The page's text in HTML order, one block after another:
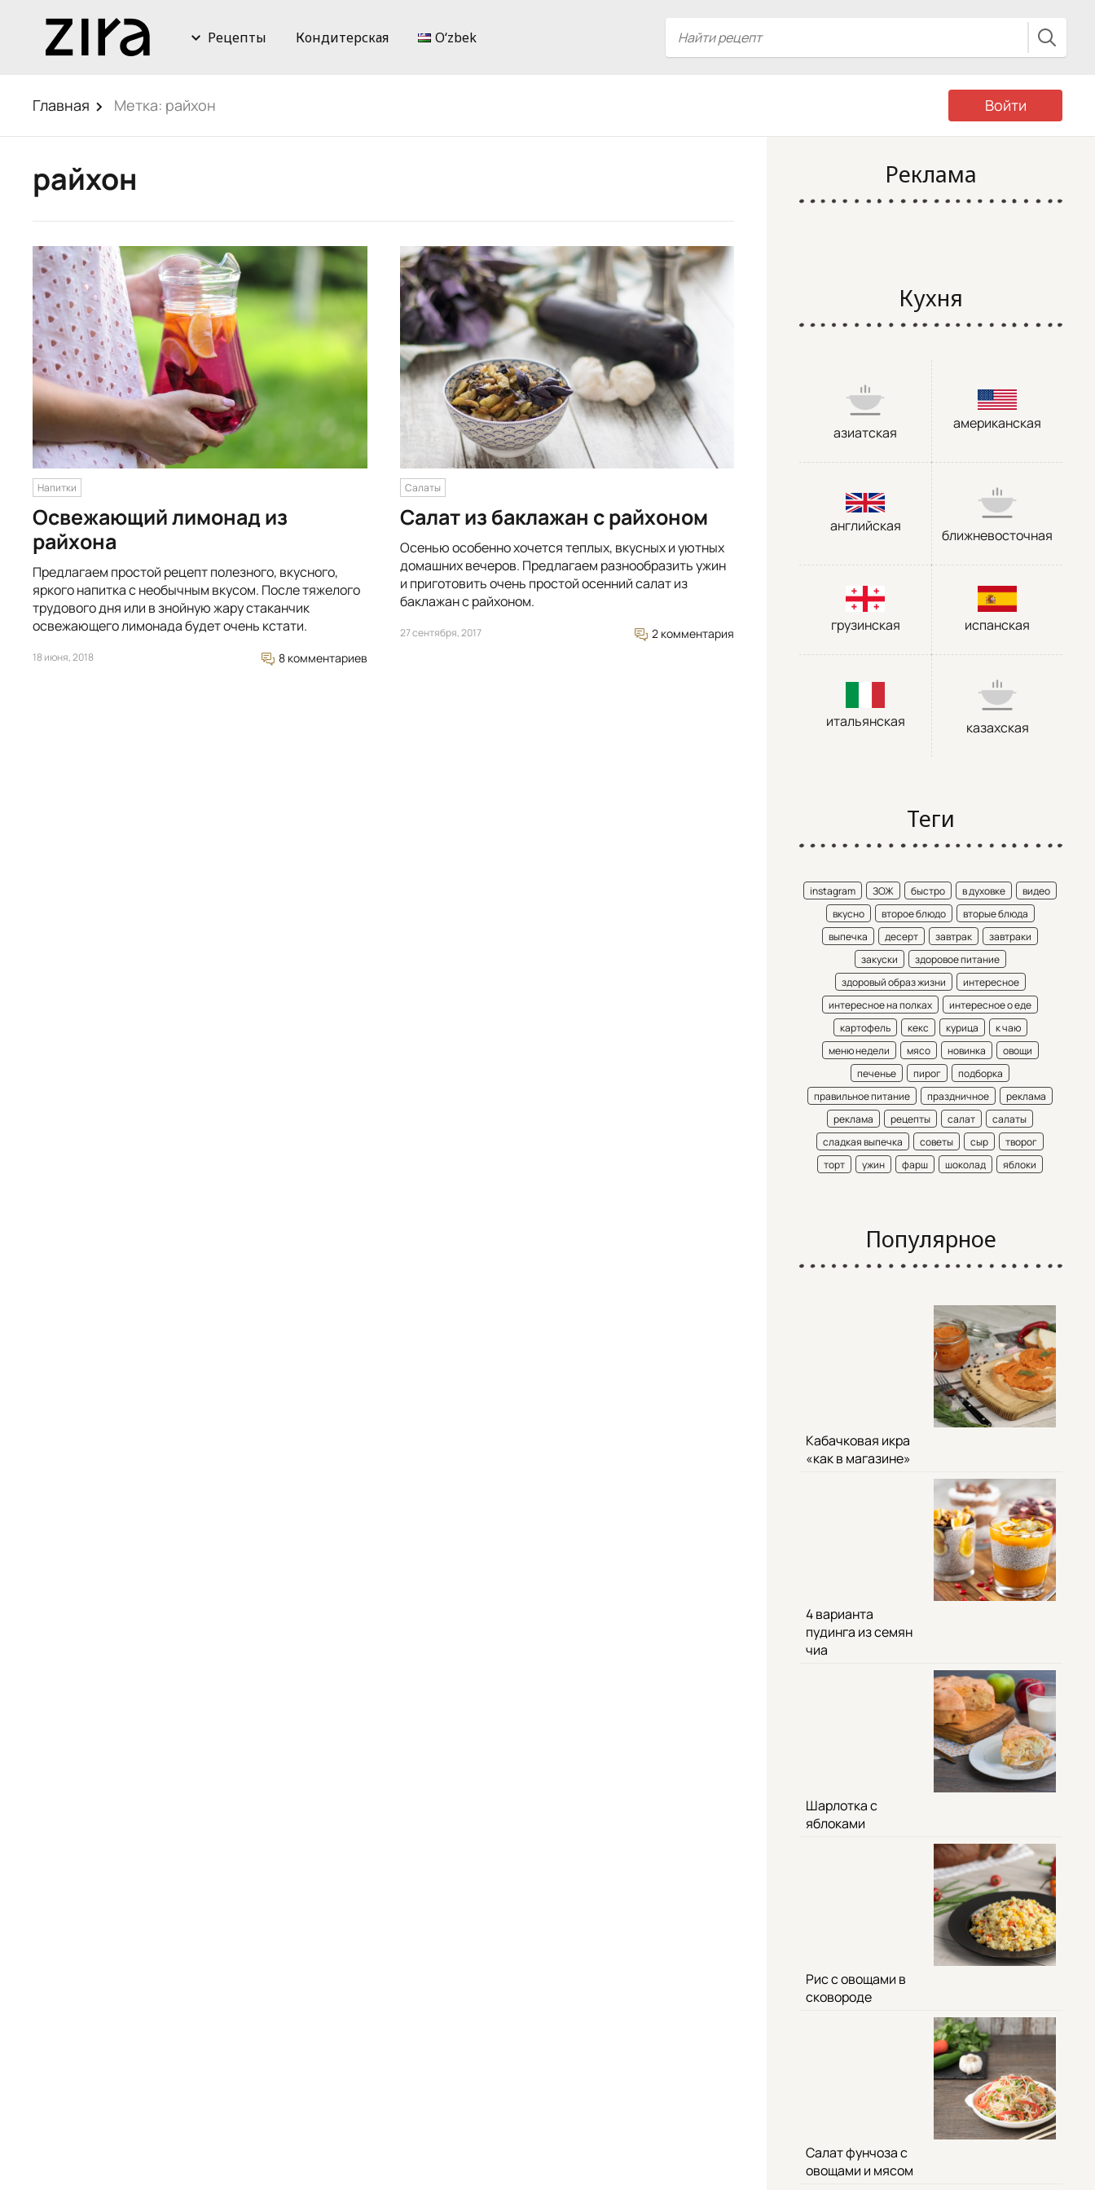
Рецепты Кондитерская Oʻzbek
Главная Метка: райхон Войти
райхон
Напитки
Освежающий лимонад из
райхона
Предлагаем простой рецепт полезного, вкусного,
яркого напитка с необычным вкусом. После тяжелого
трудового дня или в знойную жару стаканчик
освежающего лимонада будет очень кстати.
18 июня, 2018 8 комментариев
Салаты
Салат из баклажан с райхоном
Осенью особенно хочется теплых, вкусных и уютных
домашних вечеров. Предлагаем разнообразить ужин
и приготовить очень простой осенний салат из
баклажан с райхоном.
27 сентября, 2017 2 комментария
Реклама
Кухня
азиатская
американская
английская
ближневосточная
грузинская испанская
итальянская казахская
Теги
instagram ЗОЖ быстро в духовке
видео
вкусно
второе блюдо
вторые блюда
выпечка
десерт завтрак
завтраки
закуски
здоровое питание
здоровый образ жизни
интересное
интересное на полках
интересное о еде
картофель
кекс курица
к чаю
меню недели
мясо новинка
овощи
печенье
пирог
подборка
правильное питание
праздничное
реклама
реклама
рецепты салат
салаты
сладкая выпечка
советы сыр
творог
торт
ужин фарш шоколад яблоки
Популярное
Кабачковая икра
«как в магазине»
4 варианта
пудинга из семян
чиа
Шарлотка с
яблоками
Рис с овощами в
сковороде
Салат фунчоза с
овощами и мясом